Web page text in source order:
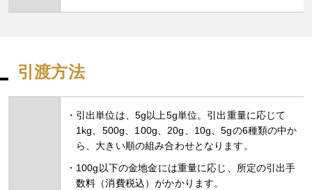
引渡方法
引出単位は、5g以上5g単位。引出重量に応じて
1kg、500g、100g、20g、10g、5gの6種類の中か
ら、大きい順の組み合わせとなります。
100g以下の金地金には重量に応じ、所定の引出手
数料（消費税込）がかかります。